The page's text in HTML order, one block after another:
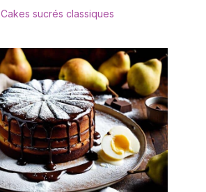
pour votre tasse de thé
fête d'amis, il sera
toujours aussi propre
qu'à l'état neuf. Pratique
et Sans Problème --
Emulsionneur a lait
alimenté par 2 piles AA (à
fournir), pas besoin de
brancher, utilisez-le à
tout moment et
n'importe où, pas besoin
pâtisseries et il peut
dessus. Facile à
transporter et empilable
dans un placard.
Polyvalent : le plateau à
gâteau est idéal pour
servir des gâteaux et
des tartes lors du café
ou pour les pizzas et les
tartes flambées le soir.
Avec les plaques Matera,
Cakes sucrés classiques